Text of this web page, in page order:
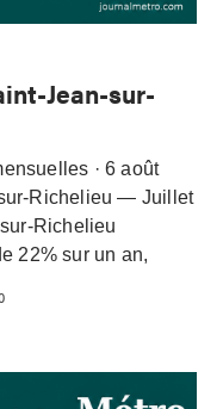
Jean-sur-
· 6 août
Richelieu — Juillet
Richelieu
22% sur un an,